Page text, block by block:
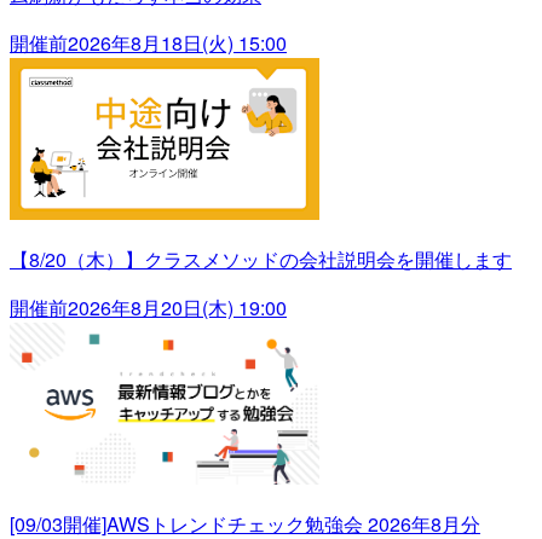
開催前2026年8月18日(火) 15:00
【8/20（木）】クラスメソッドの会社説明会を開催します
開催前2026年8月20日(木) 19:00
[09/03開催]AWSトレンドチェック勉強会 2026年8月分